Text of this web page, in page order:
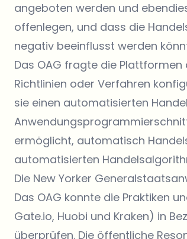
angeboten werden und
offenlegen, und dass die
negativ beeinflusst werden
Das OAG fragte die
Richtlinien oder Verfahren
sie einen automatisierten
ermöglicht, automatisch
automatisierten
Die New Yorker
Das OAG konnte die Praktiken
Gate.io, Huobi und Kraken) in
überprüfen. Die öffentliche